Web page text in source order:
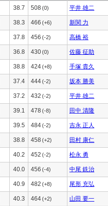
38.7 508(0) 平井 雄二
38.3 466 (+6) 新関 力
37.8 456 (-2) 高橋 裕
36.8 430(0) 佐藤 征助
38.8 424(+8) 手塚 貴久
37.4 444(-2) 坂本 勝美
37.2 432 (-2) 平井 雄二
39.1 478 (-8) 田中 清隆
39.5 484(-2) 吉永 正人
38.8 458 (+2) 田村 康仁
40.2 452 (-2) 松永 勇
40.0 456 (-4) 中尾 銑治
40.9 482 (+8) 尾形 充弘
40.3 464(+2) 山田 要一